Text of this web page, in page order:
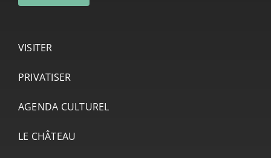
VISITER
PRIVATISER
AGENDA CULTUREL
LE CHÂTEAU